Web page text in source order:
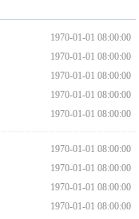
1970-01-01 08:00:00
1970-01-01 08:00:00
1970-01-01 08:00:00
1970-01-01 08:00:00
1970-01-01 08:00:00
1970-01-01 08:00:00
1970-01-01 08:00:00
1970-01-01 08:00:00
1970-01-01 08:00:00